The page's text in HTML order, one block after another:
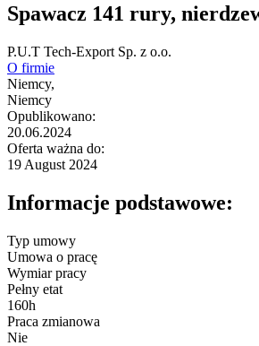
Spawacz 141 rury,
P.U.T Tech-Export Sp. z o.o.
O firmie
Niemcy,
Niemcy
Opublikowano:
20.06.2024
Oferta ważna do:
19 August 2024
Informacje podstawowe:
Typ umowy
Umowa o pracę
Wymiar pracy
Pełny etat
160h
Praca zmianowa
Nie